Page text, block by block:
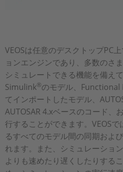
VEOSは任意のデスクトップPC
ョンエンジンであり、多数のさ
シミュレートできる機能を備え
Simulink®のモデル、
てインポートしたモデル、
AUTOSAR 4.xベースのコード、
行することができます。VEOS
るすべてのモデル間の同期およ
れます。また、シミュレーショ
よりも速めたり遅くしたりする